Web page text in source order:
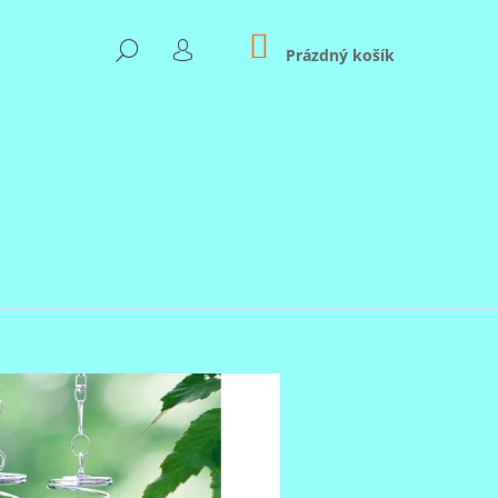
HLEDAT
PŘIHLÁŠENÍ
NÁKUPNÍ
KOŠÍK
Prázdný košík
BABIČKA A DĚDEČEK